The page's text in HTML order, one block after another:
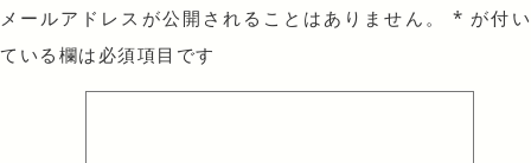
メールアドレスが公開されることはありません。 * が付い
ている欄は必須項目です